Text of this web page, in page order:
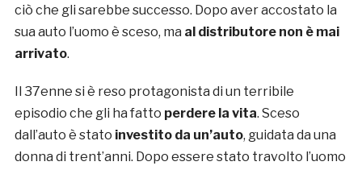
ciò che gli sarebbe successo. Dopo aver accostato la
sua auto l’uomo è sceso, ma al distributore non è mai
arrivato.
Il 37enne si è reso protagonista di un terribile
episodio che gli ha fatto perdere la vita. Sceso
dall’auto è stato investito da un’auto, guidata da una
donna di trent’anni. Dopo essere stato travolto l’uomo